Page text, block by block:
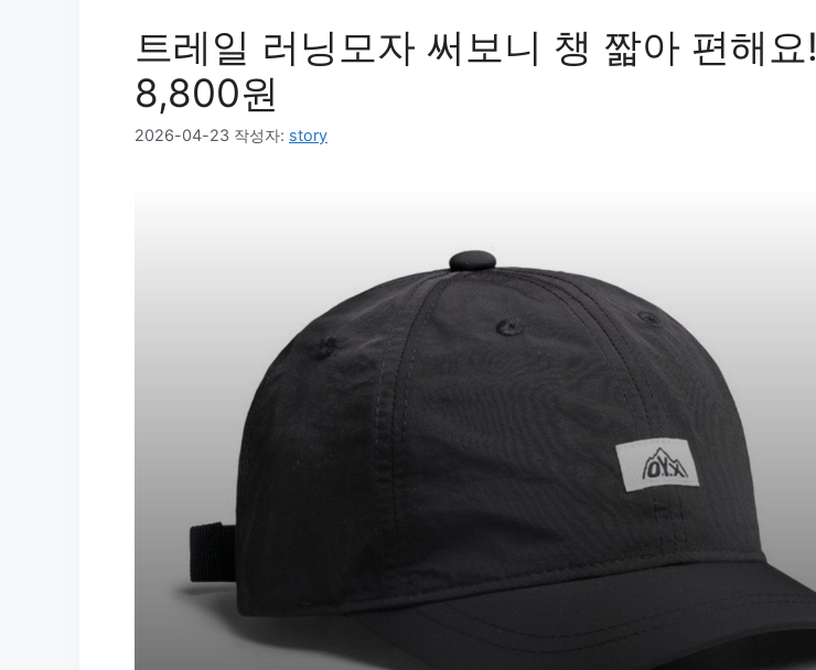
트레일 러닝모자 써보니 챙 짧아 편해요!
8,800원
2026-04-23 작성자: story